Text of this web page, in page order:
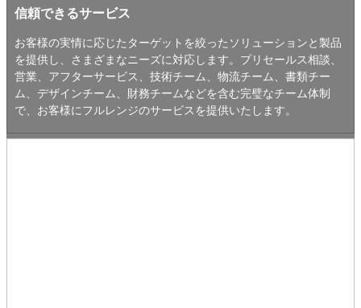
信頼できるサービス
お客様の実情に応じたターゲットを絞ったソリューションと製品
を提供し、さまざまなニーズに対応します。プリセールス相談、
営業、アフターサービス、技術チーム、物流チーム、書類チー
ム、デザインチーム、財務チームなどを含む完璧なチーム体制
で、お客様にフルレンジのサービスを提供いたします。